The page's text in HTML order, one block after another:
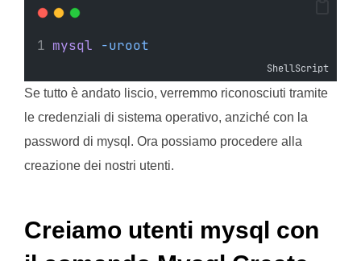
mysql -uroot
ShellScript
Se tutto è andato liscio, verremmo riconosciuti tramite
le credenziali di sistema operativo, anziché con la
password di mysql. Ora possiamo procedere alla
creazione dei nostri utenti.
Creiamo utenti mysql con